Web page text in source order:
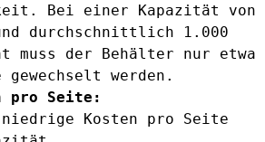
Bei einer Kapazität von
durchschnittlich 1.000
muss der Behälter nur etwa
werden.
pro Seite:
niedrige Kosten pro Seite